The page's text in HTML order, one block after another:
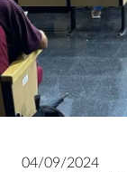
04/09/2024